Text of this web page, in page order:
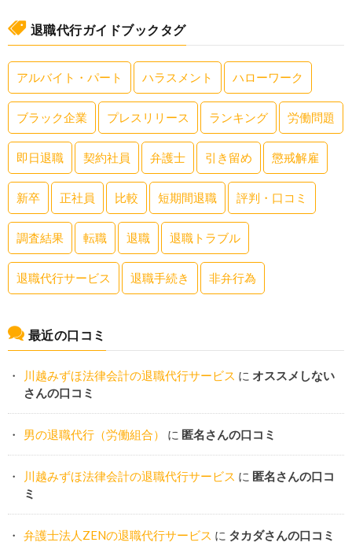
退職代行ガイドブックタグ
アルバイト・パート ハラスメント ハローワーク
ブラック企業 プレスリリース ランキング 労働問題
即日退職 契約社員 弁護士 引き留め 懲戒解雇
新卒 正社員 比較 短期間退職 評判・口コミ
調査結果 転職 退職 退職トラブル
退職代行サービス 退職手続き 非弁行為
最近の口コミ
川越みずほ法律会計の退職代行サービス に オススメしない
さんの口コミ
男の退職代行（労働組合） に 匿名さんの口コミ
川越みずほ法律会計の退職代行サービス に 匿名さんの口コ
ミ
弁護士法人ZENの退職代行サービス に タカダさんの口コミ